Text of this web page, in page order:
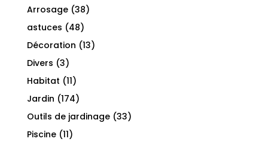
Arrosage(38)
astuces (48)
Décoration (13)
Divers (3)
Habitat (11)
Jardin (174)
Outils de jardinage(33)
Piscine(11)